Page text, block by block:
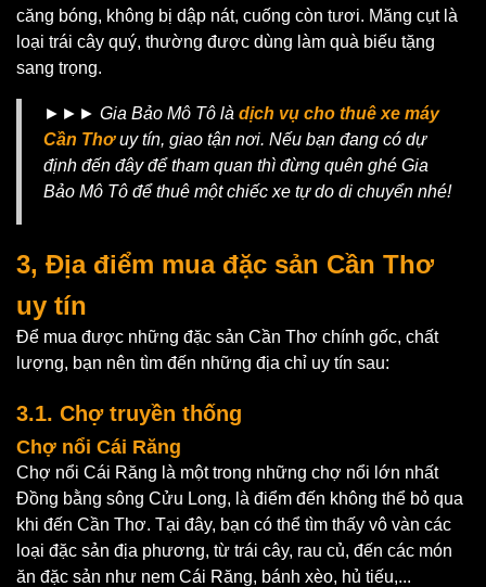
căng bóng, không bị dập nát, cuống còn tươi. Măng cụt là
loại trái cây quý, thường được dùng làm quà biếu tặng
sang trọng.
►►► Gia Bảo Mô Tô là dịch vụ cho thuê xe máy
Cần Thơuy tín, giao tận nơi. Nếu bạn đang có dự
định đến đây để tham quan thì đừng quên ghé Gia
Bảo Mô Tô để thuê một chiếc xe tự do di chuyển nhé!
3, Địa điểm mua đặc sản Cần Thơ
uy tín
Để mua được những đặc sản Cần Thơ chính gốc, chất
lượng, bạn nên tìm đến những địa chỉ uy tín sau:
3.1. Chợ truyền thống
Chợ nổi Cái Răng
Chợ nổi Cái Răng là một trong những chợ nổi lớn nhất
Đồng bằng sông Cửu Long, là điểm đến không thể bỏ qua
khi đến Cần Thơ. Tại đây, bạn có thể tìm thấy vô vàn các
loại đặc sản địa phương, từ trái cây, rau củ, đến các món
ăn đặc sản như nem Cái Răng, bánh xèo, hủ tiếu,...